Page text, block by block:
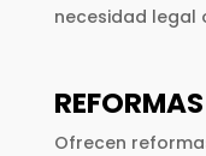
necesidad legal
REFORMAS
Ofrecen